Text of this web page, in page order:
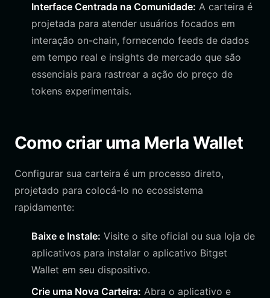
Interface Centrada na Comunidade: A carteira é
projetada para atender usuários focados em
interação on-chain, fornecendo feeds de dados
em tempo real e insights de mercado que são
essenciais para rastrear a ação do preço de
tokens experimentais.
Como criar uma Merla Wallet
Configurar sua carteira é um processo direto,
projetado para colocá-lo no ecossistema
rapidamente:
Baixe e Instale: Visite o site oficial ou sua loja de
aplicativos para instalar o aplicativo Bitget
Wallet em seu dispositivo.
Crie uma Nova Carteira: Abra o aplicativo e